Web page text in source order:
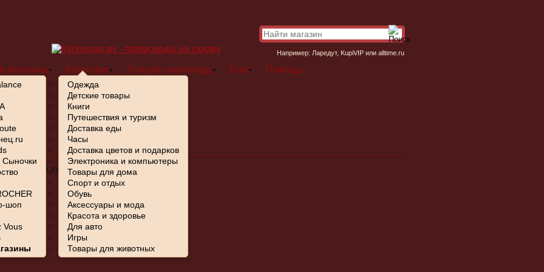
2023
список купонов.
Например: Ларедут, KupiVIPили alltime.ru
магазины
Сыночки
шоп
Vous
Категории
Одежда
Детские товары
Книги
Путешествия и туризм
Доставка еды
Часы
Доставка цветов и подарков
Электроника и компьютеры
Товары для дома
Спорт и отдых
Обувь
Аксессуары и мода
Красота и здоровье
Для авто
Игры
Товары для животных
Лучшие промокоды Блог Помощь